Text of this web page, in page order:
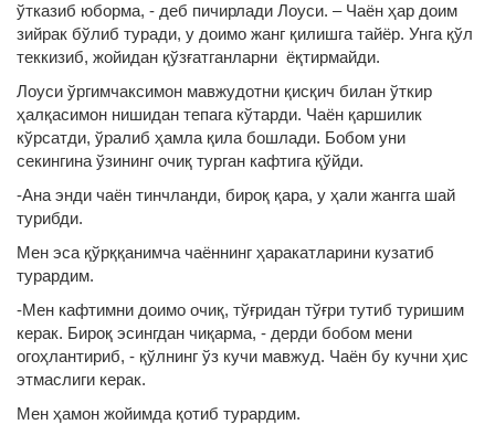
ўтказиб юборма, - деб пичирлади Лоуси. – Чаён ҳар доим
зийрак бўлиб туради, у доимо жанг қилишга тайёр. Унга қўл
теккизиб, жойидан қўзғатганларни ёқтирмайди.
Лоуси ўргимчаксимон мавжудотни қисқич билан ўткир
ҳалқасимон нишидан тепага кўтарди. Чаён қаршилик
кўрсатди, ўралиб ҳамла қила бошлади. Бобом уни
секингина ўзининг очиқ турган кафтига қўйди.
-Ана энди чаён тинчланди, бироқ қара, у ҳали жангга шай
турибди.
Мен эса қўрққанимча чаённинг ҳаракатларини кузатиб
турардим.
-Мен кафтимни доимо очиқ, тўғридан тўғри тутиб туришим
керак. Бироқ эсингдан чиқарма, - дерди бобом мени
огоҳлантириб, - қўлнинг ўз кучи мавжуд. Чаён бу кучни ҳис
этмаслиги керак.
Мен ҳамон жойимда қотиб турардим.